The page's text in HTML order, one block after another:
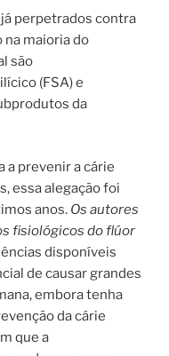
perpetrados contra
na maioria do
são
(FSA) e
da
a prevenir a cárie
essa alegação foi
anos. Os autores
fisiológicos do flúor
disponíveis
de causar grandes
embora tenha
da cárie
que a